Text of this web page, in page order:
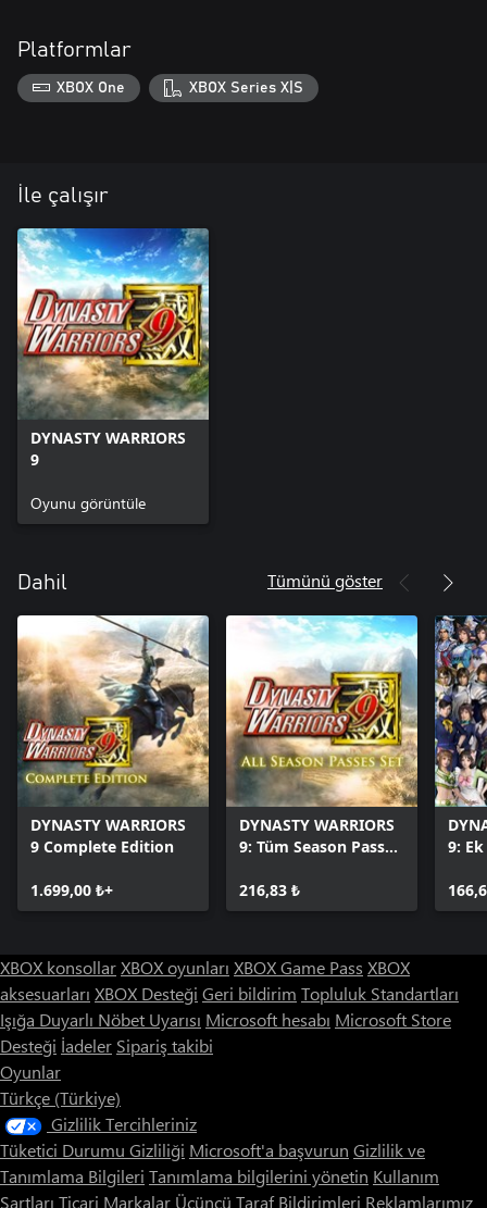
Platformlar
XBOX One XBOX Series X|S
İle çalışır
DYNASTY WARRIORS
9
Oyunu görüntüle
Dahil Tümünü göster
DYNASTY WARRIORS
9 Complete Edition
1.699,00 ₺+
DYNASTY WARRIORS
9: Tüm Season Passes
216,83 ₺
9:
XBOX konsollarXBOX oyunları XBOX Game Pass XBOX
aksesuarları XBOX Desteği Geri bildirim Topluluk Standartları
Işığa Duyarlı Nöbet Uyarısı Microsoft hesabı Microsoft Store
Desteği İadeler Sipariş takibi
Oyunlar
Türkçe (Türkiye)
Gizlilik Tercihleriniz
Tüketici Durumu Gizliliği Microsoft'a başvurun Gizlilik ve
Tanımlama Bilgileri Tanımlama bilgilerini yönetin Kullanım
Şartları Ticari Markalar Üçüncü Taraf Bildirimleri Reklamlarımız